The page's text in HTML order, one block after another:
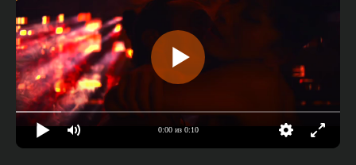
0:00 из 0:10